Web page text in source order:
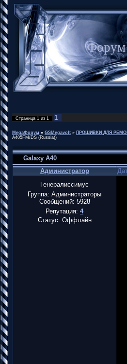
Страница 1 из 1 1
MegaФорум » GSMegavolt » ПРОШИВКИ ДЛЯ
A405FM/DS (Russia))
Galaxy A40
Администратор
Генералиссимус
Группа: Администраторы
Сообщений: 5928
Репутация: 4
Статус: Оффлайн